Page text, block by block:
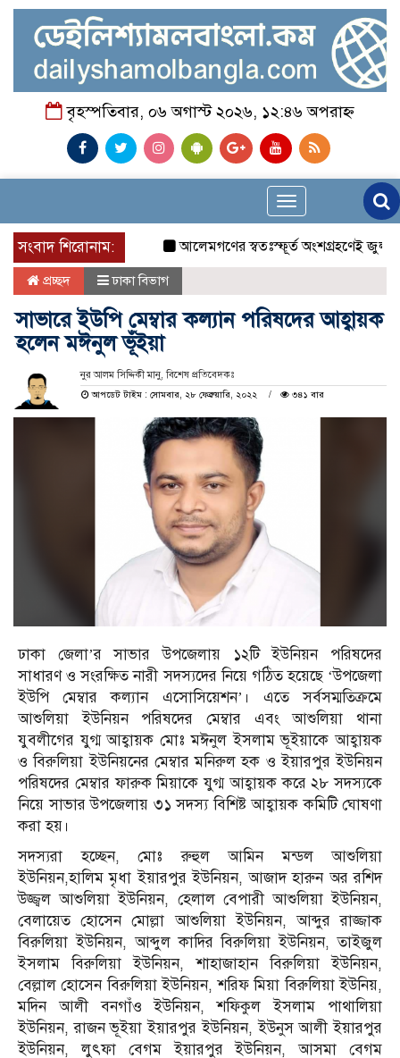
বৃহস্পতিবার, ০৬ অগাস্ট ২০২৬, ১২:৪৬ অপরাহ্ন
Toggle
navigation
সংবাদ শিরোনাম:
আলেমগণের স্বতঃস্ফূর্ত অংশগ্রহণেই জুলাই
প্রচ্ছদ ঢাকা বিভাগ
সাভারে ইউপি মেম্বার কল্যান পরিষদের আহ্বায়ক
হলেন মঈনুল ভূঁইয়া
নুর আলম সিদ্দিকী মানু, বিশেষ প্রতিবেদকঃ
আপডেট টাইম : সোমবার, ২৮ ফেব্রুয়ারি, ২০২২
৩৪১ বার
ঢাকা জেলা’র সাভার উপজেলায় ১২টি ইউনিয়ন পরিষদের
সাধারণ ও সংরক্ষিত নারী সদস্যদের নিয়ে গঠিত হয়েছে ‘উপজেলা
ইউপি মেম্বার কল্যান এসোসিয়েশন’। এতে সর্বসম্মতিক্রমে
আশুলিয়া ইউনিয়ন পরিষদের মেম্বার এবং আশুলিয়া থানা
যুবলীগের যুগ্ম আহ্বায়ক মোঃ মঈনুল ইসলাম ভূইয়াকে আহ্বায়ক
ও বিরুলিয়া ইউনিয়নের মেম্বার মনিরুল হক ও ইয়ারপুর ইউনিয়ন
পরিষদের মেম্বার ফারুক মিয়াকে যুগ্ম আহ্বায়ক করে ২৮ সদস্যকে
নিয়ে সাভার উপজেলায় ৩১ সদস্য বিশিষ্ট আহ্বায়ক কমিটি ঘোষণা
করা হয়।
সদস্যরা হচ্ছেন, মোঃ রুহুল আমিন মন্ডল আশুলিয়া
ইউনিয়ন,হালিম মৃধা ইয়ারপুর ইউনিয়ন, আজাদ হারুন অর রশিদ
উজ্জ্বল আশুলিয়া ইউনিয়ন, হেলাল বেপারী আশুলিয়া ইউনিয়ন,
বেলায়েত হোসেন মোল্লা আশুলিয়া ইউনিয়ন, আব্দুর রাজ্জাক
বিরুলিয়া ইউনিয়ন, আব্দুল কাদির বিরুলিয়া ইউনিয়ন, তাইজুল
ইসলাম বিরুলিয়া ইউনিয়ন, শাহাজাহান বিরুলিয়া ইউনিয়ন,
বেল্লাল হোসেন বিরুলিয়া ইউনিয়ন, শরিফ মিয়া বিরুলিয়া ইউনিয়,
মদিন আলী বনগাঁও ইউনিয়ন, শফিকুল ইসলাম পাথালিয়া
ইউনিয়ন, রাজন ভূইয়া ইয়ারপুর ইউনিয়ন, ইউনুস আলী ইয়ারপুর
ইউনিয়ন, লুৎফা বেগম ইয়ারপুর ইউনিয়ন, আসমা বেগম